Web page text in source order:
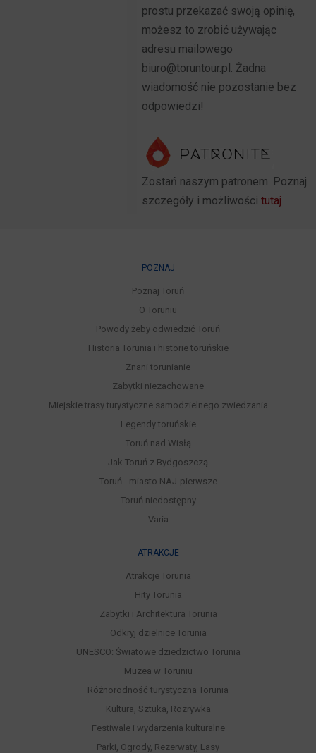
prostu przekazać swoją opinię,
możesz to zrobić używając
adresu mailowego
biuro@toruntour.pl. Żadna
wiadomość nie pozostanie bez
odpowiedzi!
Zostań naszym patronem. Poznaj
szczegóły i możliwości tutaj
POZNAJ
Poznaj Toruń
O Toruniu
Powody żeby odwiedzić Toruń
Historia Torunia i historie toruńskie
Znani torunianie
Zabytki niezachowane
Miejskie trasy turystyczne samodzielnego zwiedzania
Legendy toruńskie
Toruń nad Wisłą
Jak Toruń z Bydgoszczą
Toruń - miasto NAJ-pierwsze
Toruń niedostępny
Varia
ATRAKCJE
Atrakcje Torunia
Hity Torunia
Zabytki i Architektura Torunia
Odkryj dzielnice Torunia
UNESCO: Światowe dziedzictwo Torunia
Muzea w Toruniu
Różnorodność turystyczna Torunia
Kultura, Sztuka, Rozrywka
Festiwale i wydarzenia kulturalne
Parki, Ogrody, Rezerwaty, Lasy